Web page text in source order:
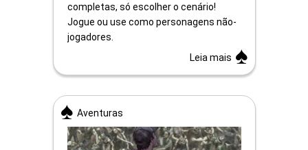
completas, só escolher o cenário!
Jogue ou use como personagens não-
jogadores.
Leia mais
Aventuras